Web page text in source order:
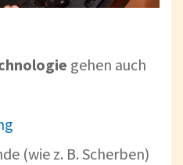
gehen auch
(wie z. B. Scherben)